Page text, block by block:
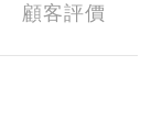
顧客評價